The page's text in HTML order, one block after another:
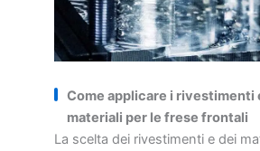
Come applicare i rivestimenti
materiali per le frese frontali
La scelta dei rivestimenti e dei